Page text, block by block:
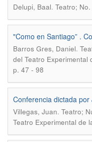
Delupi, Baal. Teatro;
"Como en Santiago” .
Barros Gres, Daniel.
del Teatro Experimental
p. 47 - 98
Conferencia dictada por
Villegas, Juan. Teatro;
Teatro Experimental de